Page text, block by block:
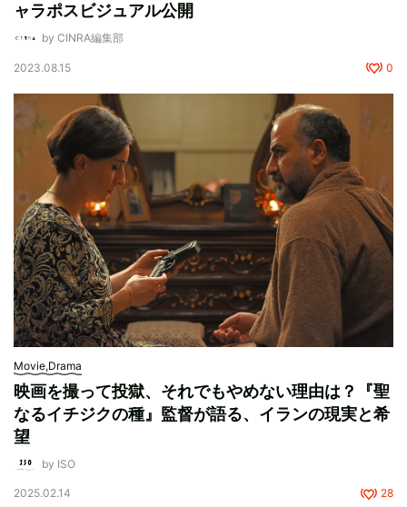
ャラポスビジュアル公開
by CINRA編集部
2023.08.15 0
Movie,Drama
映画を撮って投獄、それでもやめない理由は？『聖
なるイチジクの種』監督が語る、イランの現実と希
望
by ISO
2025.02.14 28